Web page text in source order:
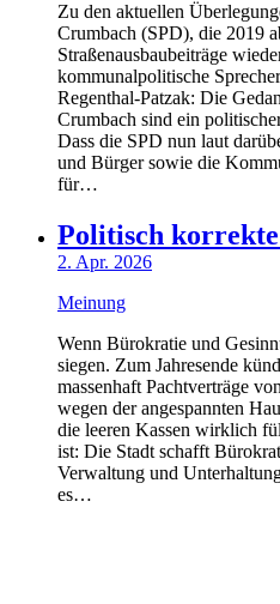
Zu den aktuellen
Crumbach (SPD), die 2019
Straßenausbaubeiträge
kommunalpolitische
Regenthal-Patzak: Die
Crumbach sind ein
Dass die SPD nun laut
und Bürger sowie die
für…
Politisch
2. Apr. 2026
Meinung
Wenn Bürokratie und
siegen. Zum Jahresende
massenhaft Pachtverträge
wegen der angespannten
die leeren Kassen wirklich
ist: Die Stadt schafft
Verwaltung und
es…